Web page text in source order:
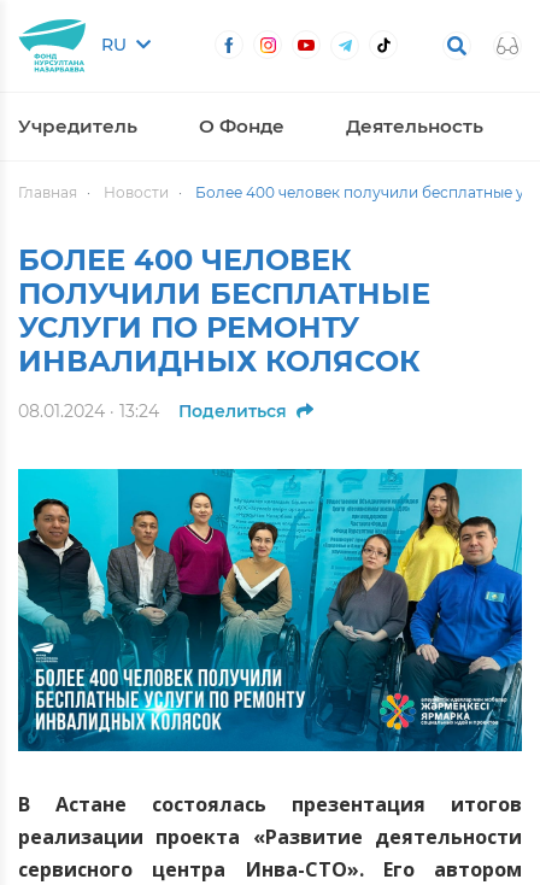
RU
Учредитель О Фонде Деятельность
Главная Новости Более 400 человек получили бесплатные
БОЛЕЕ 400 ЧЕЛОВЕК
ПОЛУЧИЛИ БЕСПЛАТНЫЕ
УСЛУГИ ПО РЕМОНТУ
ИНВАЛИДНЫХ КОЛЯСОК
08.01.2024 · 13:24 Поделиться
В Астане состоялась презентация итогов
реализации проекта «Развитие деятельности
сервисного центра Инва-СТО». Его автором